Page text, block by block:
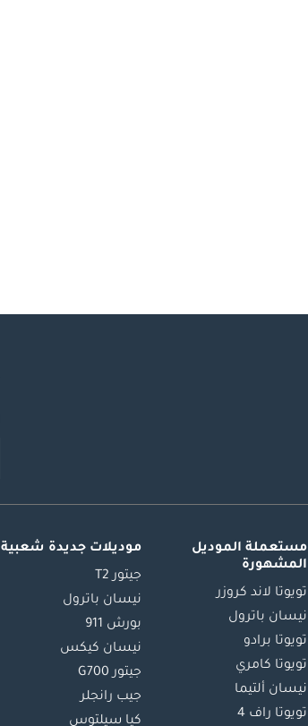
مستعملة الموديل
المشهورة
تويوتا لاند كروزر
نيسان باترول
تويوتا برادو
تويوتا كامري
نيسان ألتيما
تويوتا راف 4
موديلات جديدة شعبية
جيتور T2
نيسان باترول
بورش 911
نيسان كيكس
جيتور G700
جيب رانجلر
كيا سيلتوس